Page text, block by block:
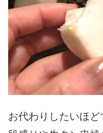
お代わりしたいほ